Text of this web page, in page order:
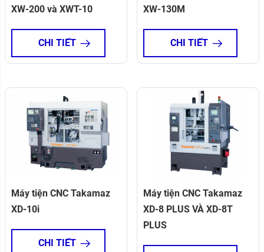
XW-200 và XWT-10
CHI TIẾT
XW-130M
CHI TIẾT
Máy tiện CNC Takamaz
XD-10i
CHI TIẾT
Máy tiện CNC Takamaz
XD-8 PLUS VÀ XD-8T
PLUS